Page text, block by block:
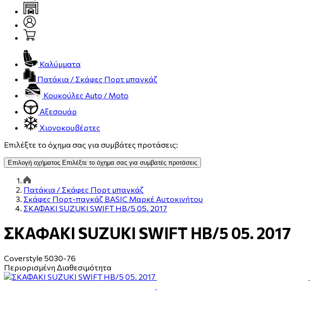
Καλύμματα
Πατάκια / Σκάφες Πορτ μπαγκάζ
Κουκούλες Auto / Moto
Αξεσουάρ
Χιονοκουβέρτες
Επιλέξτε το όχημα σας για συμβάτες προτάσεις:
Επιλογή οχήματος Επιλέξτε το όχημα σας για συμβατές προτάσεις
Πατάκια / Σκάφες Πορτ μπαγκάζ
Σκάφες Πορτ-παγκάζ BASIC Μαρκέ Αυτοκινήτου
ΣΚΑΦΑΚΙ SUZUKI SWIFT HB/5 05. 2017
ΣΚΑΦΑΚΙ SUZUKI SWIFT HB/5 05. 2017
Coverstyle 5030-76
Περιορισμένη Διαθεσιμότητα